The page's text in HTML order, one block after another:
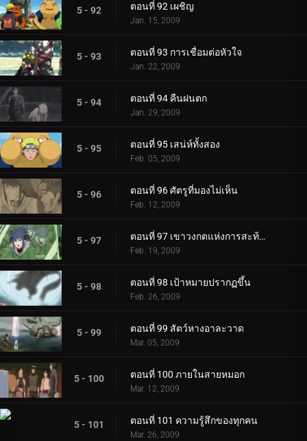
5 - 92 ตอนที่ 92 เผชิญ
Jan. 15, 2009
5 - 93 ตอนที่ 93 การเชื่อมต่อหัวใจ
Jan. 22, 2009
5 - 94 ตอนที่ 94 คืนฝนตก
Jan. 29, 2009
5 - 95 ตอนที่ 95 เสน่ห์ทั้งสอง
Feb. 05, 2009
5 - 96 ตอนที่ 96 ศัตรูที่มองไม่เห็น
Feb. 12, 2009
5 - 97 ตอนที่ 97 เขาวงกตแห่งการสะท้อนที่บิดเบี้ยว
Feb. 19, 2009
5 - 98 ตอนที่ 98 เป้าหมายปรากฏขึ้น
Feb. 26, 2009
5 - 99 ตอนที่ 99 สัตว์หางอาละวาด
Mar. 05, 2009
5 - 100 ตอนที่ 100 ภายในสายหมอก
Mar. 12, 2009
5 - 101 ตอนที่ 101 ความรู้สึกของทุกคน
Mar. 26, 2009